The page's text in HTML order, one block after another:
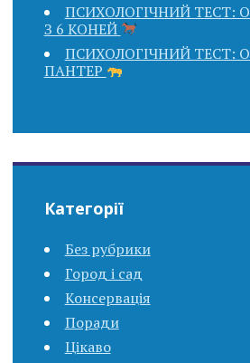
ПСИХОЛОГІЧНИЙ ТЕСТ:
З 6 КОНЕЙ
ПСИХОЛОГІЧНИЙ ТЕСТ:
ПАНТЕР
Категорії
Без рубрики
Город і сад
Консервація
Поради
Цікаво